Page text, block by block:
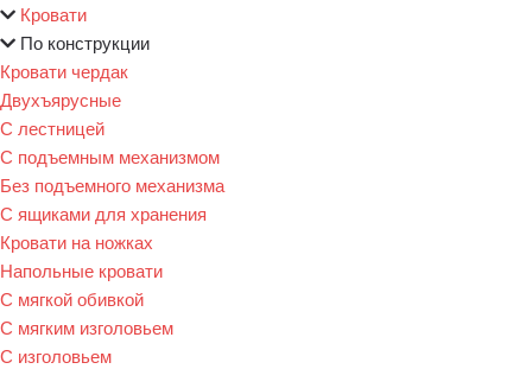
Кровати
По конструкции
Кровати чердак
Двухъярусные
С лестницей
С подъемным механизмом
Без подъемного механизма
С ящиками для хранения
Кровати на ножках
Напольные кровати
С мягкой обивкой
С мягким изголовьем
С изголовьем